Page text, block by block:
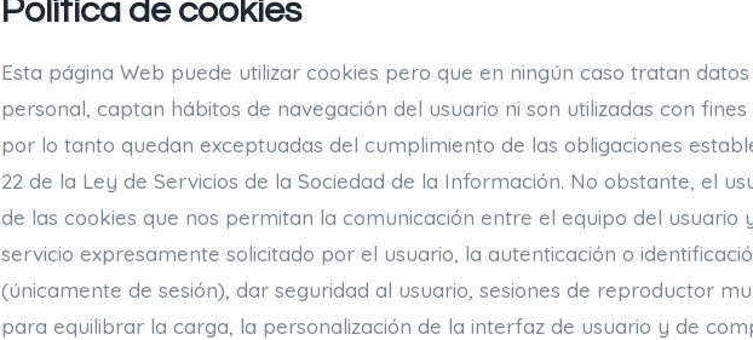
Política de cookies
Esta página Web puede utilizar cookies pero que en ningún caso tratan
personal, captan hábitos de navegación del usuario ni son utilizadas con
por lo tanto quedan exceptuadas del cumplimiento de las obligaciones
22 de la Ley de Servicios de la Sociedad de la Información. No obstante, el
de las cookies que nos permitan la comunicación entre el equipo del usuario
servicio expresamente solicitado por el usuario, la autenticación o
(únicamente de sesión), dar seguridad al usuario, sesiones de reproductor
para equilibrar la carga, la personalización de la interfaz de usuario y de